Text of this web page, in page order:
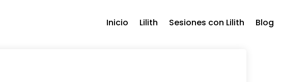
Inicio Lilith Sesiones con Lilith Blog